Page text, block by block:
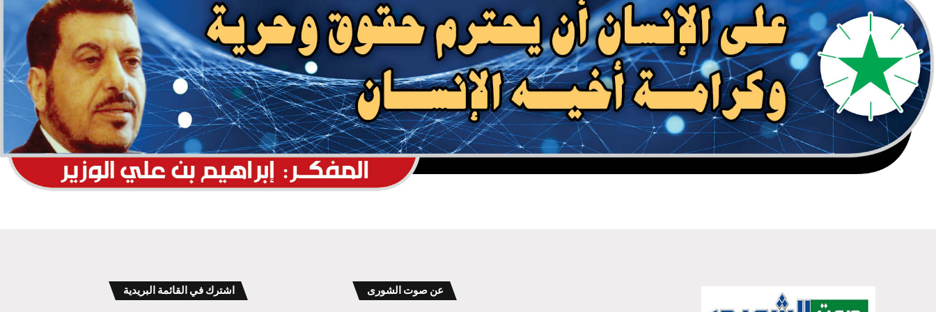
السياسي الأعلى يُبارك العملية النوعية
للقوات المسلحة اليمنية ضد تحشيدات العدو
انهيار قوات الطوارئ التابعة للعدو السعودي
وصنعاء تثبت معادلة الردع
مصرع وإصابة المئات من مرتزقة العدو
السعودي وتدمير وإحراق عدد كبير من
معسكرات وتحشيدات العدو السعودي
عن صوت الشورى اشترك في القائمة البريدية